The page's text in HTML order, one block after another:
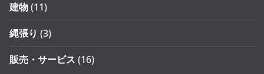
建物(11)
縄張り (3)
販売・サービス (16)